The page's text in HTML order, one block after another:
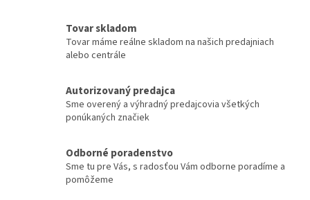
Tovar skladom
Tovar máme reálne skladom na našich predajniach
alebo centrále
Autorizovaný predajca
Sme overený a výhradný predajcovia všetkých
ponúkaných značiek
Odborné poradenstvo
Sme tu pre Vás, s radosťou Vám odborne poradíme a
pomôžeme